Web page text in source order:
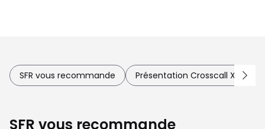
SFR vous recommande Présentation Crosscall X-Dock
SFR vous recommande